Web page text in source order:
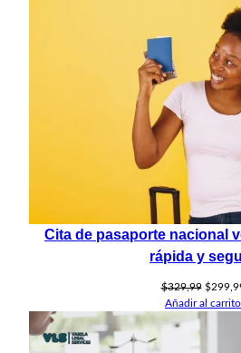
$219,99.
Cita de pasaporte nacional
rápida y
$329,99 El
precio
$
Añadir al carrito